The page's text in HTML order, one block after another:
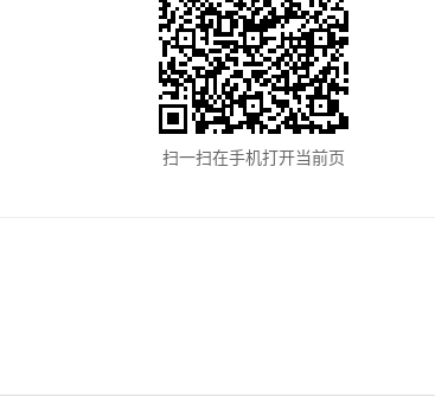
扫一扫在手机打开当前页